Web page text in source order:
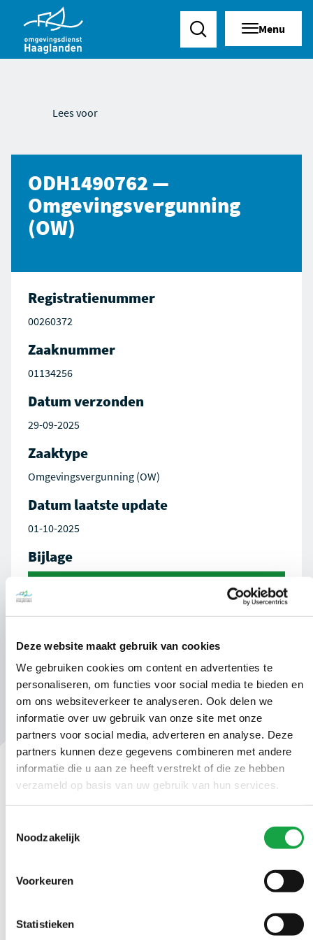
Deze website maakt gebruik van cookies
We gebruiken cookies om content en advertenties te
personaliseren, om functies voor social media te bieden en
om ons websiteverkeer te analyseren. Ook delen we
informatie over uw gebruik van onze site met onze
partners voor social media, adverteren en analyse. Deze
partners kunnen deze gegevens combineren met andere
informatie die u aan ze heeft verstrekt of die ze hebben
verzameld op basis van uw gebruik van hun services.
Noodzakelijk
Voorkeuren
Statistieken
Zoeken Menu
Lees voor
ODH1490762 —
Omgevingsvergunning
(OW)
Registratienummer
00260372
Zaaknummer
01134256
Datum verzonden
29-09-2025
Zaaktype
Omgevingsvergunning (OW)
Datum laatste update
01-10-2025
Bijlage